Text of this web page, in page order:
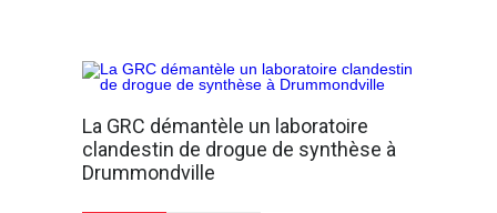
La GRC démantèle un laboratoire
clandestin de drogue de synthèse à
Drummondville